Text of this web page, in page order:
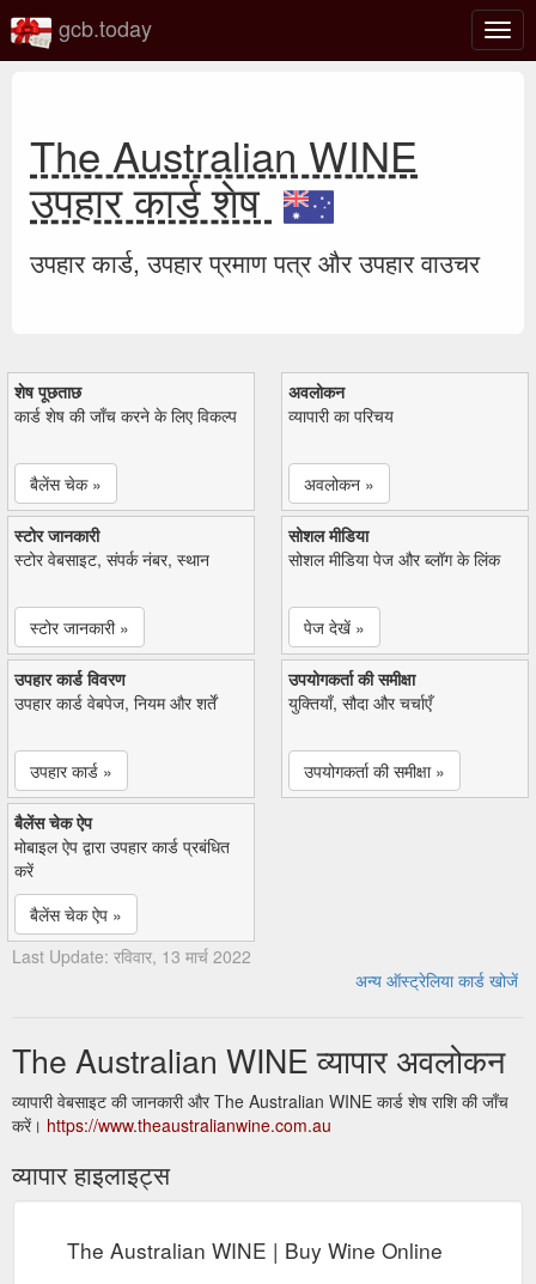
टॉगल
gcb.today
The Australian WINE
उपहार कार्ड शेष
उपहार कार्ड, उपहार प्रमाण पत्र और उपहार वाउचर
शेष पूछताछ
कार्ड शेष की जाँच करने के लिए विकल्प
बैलेंस चेक »
अवलोकन
व्यापारी का परिचय
अवलोकन »
स्टोर जानकारी
स्टोर वेबसाइट, संपर्क नंबर, स्थान
स्टोर जानकारी »
सोशल मीडिया
सोशल मीडिया पेज और ब्लॉग के लिंक
पेज देखें »
उपहार कार्ड विवरण
उपहार कार्ड वेबपेज, नियम और शर्तें
उपहार कार्ड »
उपयोगकर्ता की समीक्षा
युक्तियाँ, सौदा और चर्चाएँ
उपयोगकर्ता की समीक्षा »
बैलेंस चेक ऐप
मोबाइल ऐप द्वारा उपहार कार्ड प्रबंधित
करें
बैलेंस चेक ऐप »
Last Update: रविवार, 13 मार्च 2022
अन्य ऑस्ट्रेलिया कार्ड खोजें
The Australian WINE व्यापार अवलोकन
व्यापारी वेबसाइट की जानकारी और The Australian WINE कार्ड शेष राशि की जाँच
करें। https://www.theaustralianwine.com.au
व्यापार हाइलाइट्स
The Australian WINE | Buy Wine Online